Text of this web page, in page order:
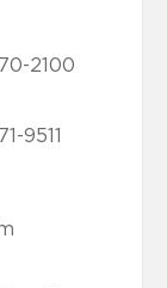
2100
9511